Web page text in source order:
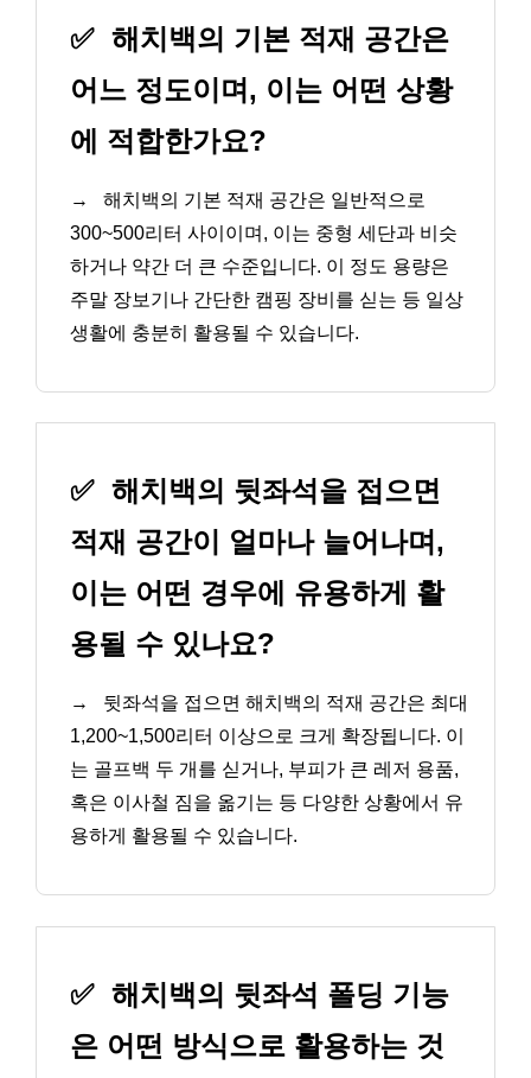
✅ 해치백의 기본 적재 공간은
어느 정도이며, 이는 어떤 상황
에 적합한가요?
→
해치백의 기본 적재 공간은 일반적으로
300~500리터 사이이며, 이는 중형 세단과 비슷
하거나 약간 더 큰 수준입니다. 이 정도 용량은
주말 장보기나 간단한 캠핑 장비를 싣는 등 일상
생활에 충분히 활용될 수 있습니다.
✅ 해치백의 뒷좌석을 접으면
적재 공간이 얼마나 늘어나며,
이는 어떤 경우에 유용하게 활
용될 수 있나요?
→
뒷좌석을 접으면 해치백의 적재 공간은 최대
1,200~1,500리터 이상으로 크게 확장됩니다. 이
는 골프백 두 개를 싣거나, 부피가 큰 레저 용품,
혹은 이사철 짐을 옮기는 등 다양한 상황에서 유
용하게 활용될 수 있습니다.
✅ 해치백의 뒷좌석 폴딩 기능
은 어떤 방식으로 활용하는 것